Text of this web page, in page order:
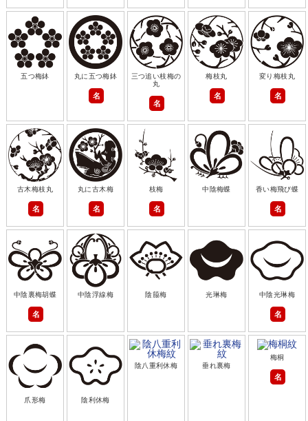
五つ梅鉢 丸に五つ梅鉢
名
三つ追い枝梅の
丸
名
梅枝丸
名
変り梅枝丸
名
古木梅枝丸
名
丸に古木梅
名
枝梅
名
中陰梅蝶 香い梅飛び蝶
名
中陰裏梅胡蝶
名
中陰浮線梅 陰箙梅 光琳梅 中陰光琳梅
名
爪形梅 陰利休梅
陰八重利休梅 垂れ裏梅
梅桐
名